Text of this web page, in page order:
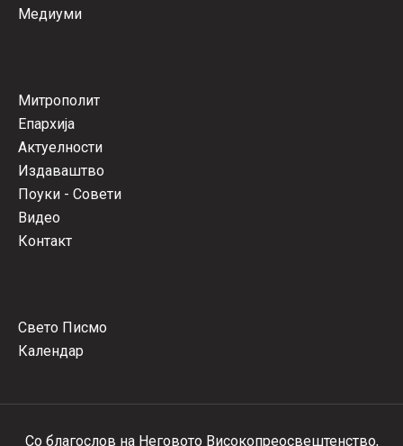
Медиуми
Митрополит
Епархија
Актуелности
Издаваштво
Поуки - Совети
Видео
Контакт
Свето Писмо
Календар
Со благослов на Неговото Високопреосвештенство,